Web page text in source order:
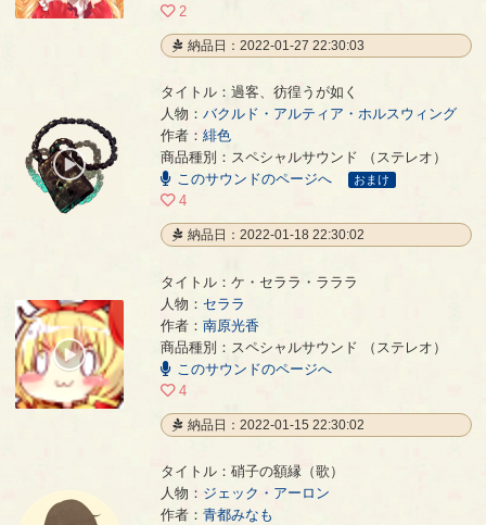
2
納品日：2022-01-27 22:30:03
過客、彷徨うが如く - 緋色
タイトル：過客、彷徨うが如く
人物： バクルド・アルティア・ホルスウィング
作者： 緋色
商品種別：スペシャルサウンド （ステレオ）
このサウンドのページへ
おまけ
4
納品日：2022-01-18 22:30:02
ケ・セララ・ラララ - 南原光香
タイトル：ケ・セララ・ラララ
人物： セララ
作者： 南原光香
商品種別：スペシャルサウンド （ステレオ）
このサウンドのページへ
4
納品日：2022-01-15 22:30:02
硝子の額縁（歌） - 青都みなも
タイトル：硝子の額縁（歌）
人物： ジェック・アーロン
作者： 青都みなも